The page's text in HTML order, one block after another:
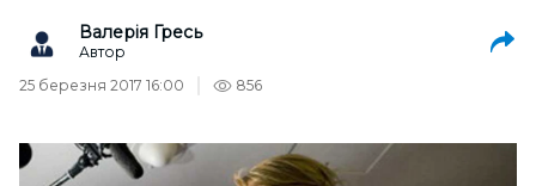
Валерія Гресь
Автор
25 березня 2017 16:00
856